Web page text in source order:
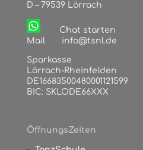
D – 79539 Lörrach
Chat starten
Mail info@tsnl.de
Sparkasse
Lörrach-Rheinfelden
DE16683500480001121599
BIC: SKLODE66XXX
ÖffnungsZeiten